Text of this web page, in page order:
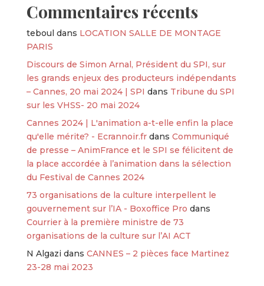
Commentaires récents
teboul dans LOCATION SALLE DE MONTAGE
PARIS
Discours de Simon Arnal, Président du SPI, sur
les grands enjeux des producteurs indépendants
– Cannes, 20 mai 2024 | SPI dans Tribune du SPI
sur les VHSS- 20 mai 2024
Cannes 2024 | L'animation a-t-elle enfin la place
qu'elle mérite? - Ecrannoir.frdans Communiqué
de presse – AnimFrance et le SPI se félicitent de
la place accordée à l’animation dans la sélection
du Festival de Cannes 2024
73 organisations de la culture interpellent le
gouvernement sur l’IA - Boxoffice Pro dans
Courrier à la première ministre de 73
organisations de la culture sur l’AI ACT
N Algazi dans CANNES – 2 pièces face Martinez
23-28 mai 2023